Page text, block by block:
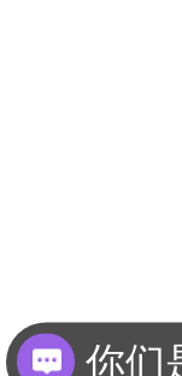
你们